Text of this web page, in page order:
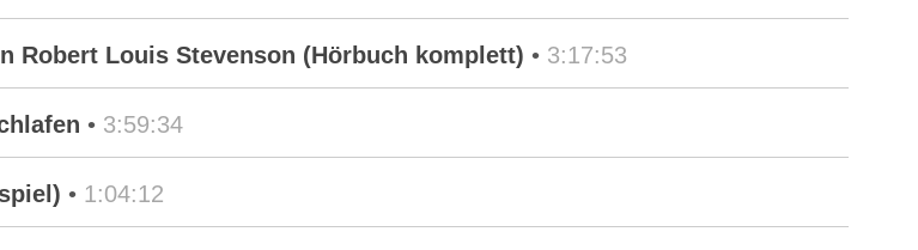
Robert Louis Stevenson (Hörbuch komplett) • 3:17:53
• 3:59:34
• 1:04:12